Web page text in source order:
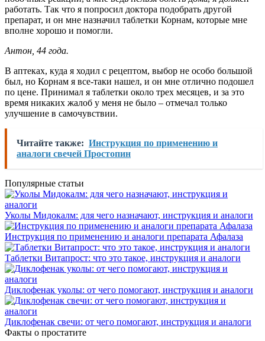
работать. Так что я попросил доктора подобрать другой
препарат, и он мне назначил таблетки Корнам, которые мне
вполне хорошо и помогли.
Антон, 44 года.
В аптеках, куда я ходил с рецептом, выбор не особо большой
был, но Корнам я все-таки нашел, и он мне отлично подошел
по цене. Принимал я таблетки около трех месяцев, и за это
время никаких жалоб у меня не было – отмечал только
улучшение в самочувствии.
Читайте также: Инструкция по применению и
аналоги свечей Простопин
Популярные статьи
Уколы Мидокалм: для чего назначают, инструкция и аналоги
Инструкция по применению и аналоги препарата Афалаза
Таблетки Витапрост: что это такое, инструкция и аналоги
Диклофенак уколы: от чего помогают, инструкция и аналоги
Диклофенак свечи: от чего помогают, инструкция и аналоги
Факты о простатите